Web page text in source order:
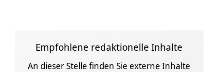
Empfohlene redaktionelle Inhalte
An dieser Stelle finden Sie externe Inhalte